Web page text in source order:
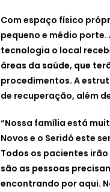
Com espaço físico
pequeno e médio porte.
tecnologia o local
áreas da saúde, que
procedimentos. A
de recuperação, além
“Nossa família está
Novos e o Seridó este
Todos os pacientes
são as pessoas
encontrando por aqui.